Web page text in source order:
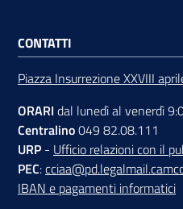
CONTATTI
Piazza Insurrezione XXVIII
ORARI dal lunedì al venerdì
Centralino049 82.08.111
URP - Ufficio relazioni con il
PEC:
IBAN e pagamenti informatici